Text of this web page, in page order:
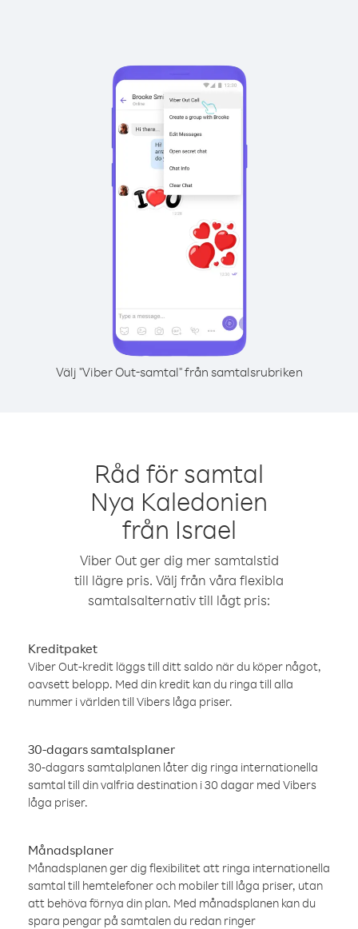
Välj "Viber Out-samtal" från samtalsrubriken
Råd för samtal
Nya Kaledonien
från Israel
Viber Out ger dig mer samtalstid
till lägre pris. Välj från våra flexibla
samtalsalternativ till lågt pris:
Kreditpaket
Viber Out-kredit läggs till ditt saldo när du köper något,
oavsett belopp. Med din kredit kan du ringa till alla
nummer i världen till Vibers låga priser.
30-dagars samtalsplaner
30-dagars samtalplanen låter dig ringa internationella
samtal till din valfria destination i 30 dagar med Vibers
låga priser.
Månadsplaner
Månadsplanen ger dig flexibilitet att ringa internationella
samtal till hemtelefoner och mobiler till låga priser, utan
att behöva förnya din plan. Med månadsplanen kan du
spara pengar på samtalen du redan ringer